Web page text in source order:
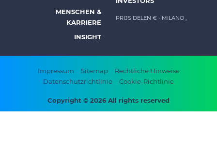
menu
Prysmian
MENSCHEN &
KARRIERE
INSIGHT
PRIJS DELEN € - MILANO ,
Footer
bottom
menu
Impressum Sitemap
Rechtliche Hinweise
Datenschutzrichtlinie
Cookie-Richtlinie
Copyright © 2026 All rights reserved